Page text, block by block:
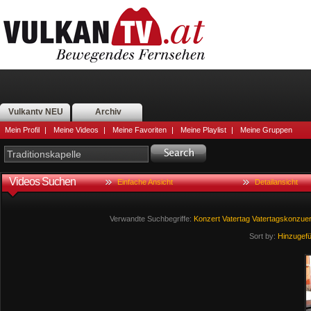
Vulkantv NEU Archiv
Mein Profil | Meine Videos | Meine Favoriten | Meine Playlist | Meine Gruppen
Videos Suchen Einfache Ansicht Detailansicht
Verwandte Suchbegriffe: Konzert Vatertag
Sort by: